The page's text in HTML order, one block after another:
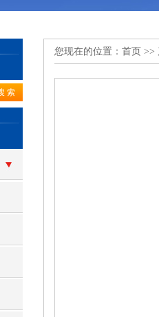
您现在的位置： 首页 >>